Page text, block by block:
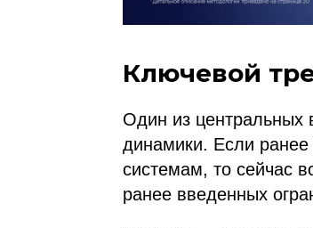
Ключевой
Один из центральных
динамики. Если
системам, то сейчас
ранее введенных